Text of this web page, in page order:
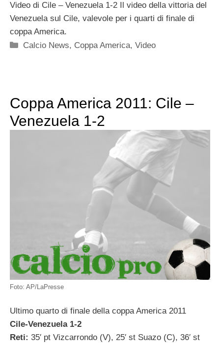
Video di Cile – Venezuela 1-2 Il video della vittoria del
Venezuela sul Cile, valevole per i quarti di finale di
coppa America.
Categorie
Calcio News, Coppa America,Video
Coppa America 2011: Cile –
Venezuela 1-2
Foto: AP/LaPresse
Ultimo quarto di finale della coppa America 2011
Cile-Venezuela 1-2
Reti: 35′ pt Vizcarrondo (V), 25′ st Suazo (C), 36′ st